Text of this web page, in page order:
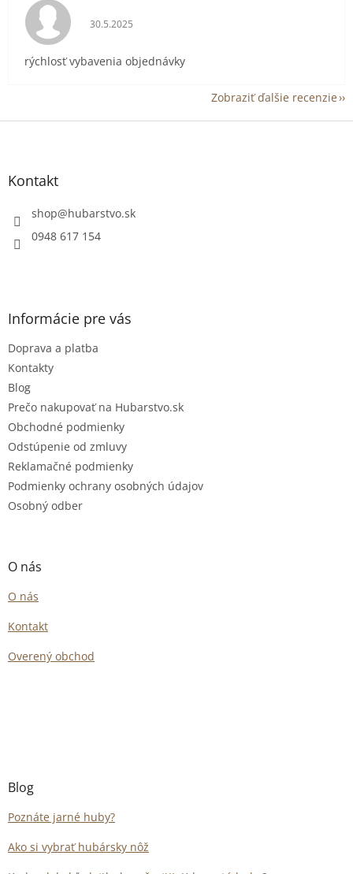
Hodnotenie obchodu je 5 z 5 hviezdičiek.
30.5.2025
rýchlosť vybavenia objednávky
Zobraziť ďalšie recenzie
Z
Kontakt
shop@hubarstvo.sk
0948 617 154
Informácie pre vás
Doprava a platba
Kontakty
Blog
Prečo nakupovať na Hubarstvo.sk
Obchodné podmienky
Odstúpenie od zmluvy
Reklamačné podmienky
Podmienky ochrany osobných údajov
Osobný odber
O nás
O nás
Kontakt
Overený obchod
Blog
Poznáte jarné huby?
Ako si vybrať hubársky nôž